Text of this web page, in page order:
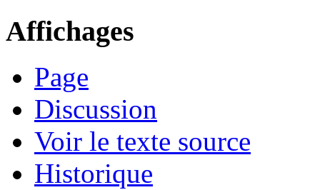
Affichages
Page
Discussion
Voir le texte source
Historique